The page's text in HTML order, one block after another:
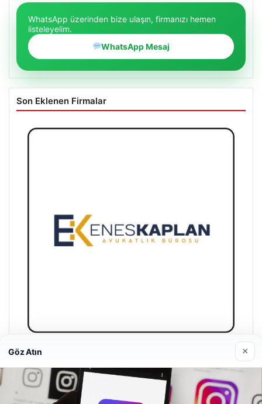
WhatsApp üzerinden bize ulaşın, firmanızı hemen
listeleyelim.
WhatsApp Mesaj
Son Eklenen Firmalar
Enes Kaplan Avukatlık Bürosu
28/04/2026
Göz Atın ×